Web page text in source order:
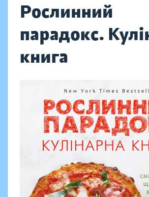
Рослинний
парадокс.
книга